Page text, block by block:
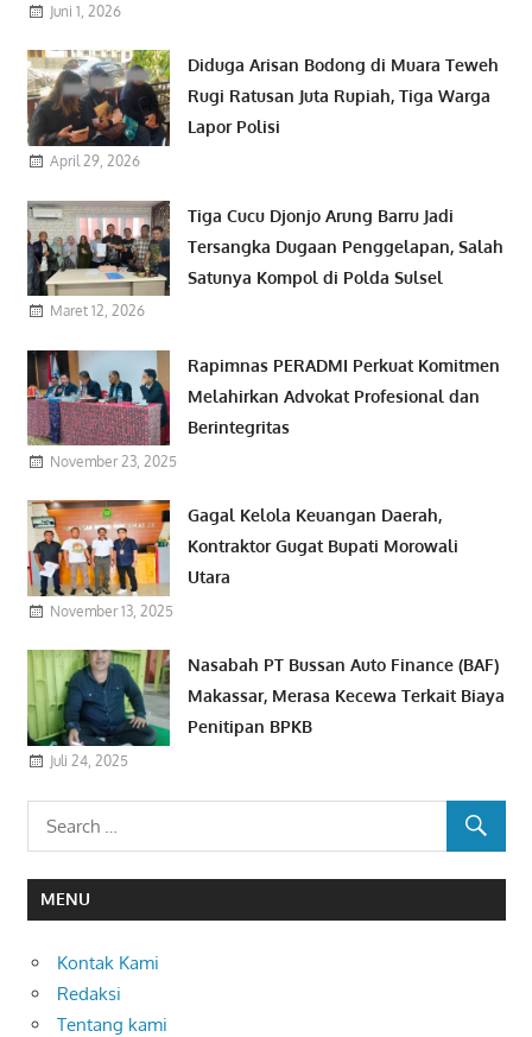
Juni 1, 2026
Diduga Arisan Bodong di Muara Teweh
Rugi Ratusan Juta Rupiah, Tiga Warga
Lapor Polisi
April 29, 2026
Tiga Cucu Djonjo Arung Barru Jadi
Tersangka Dugaan Penggelapan, Salah
Satunya Kompol di Polda Sulsel
Maret 12, 2026
Rapimnas PERADMI Perkuat Komitmen
Melahirkan Advokat Profesional dan
Berintegritas
November 23, 2025
Gagal Kelola Keuangan Daerah,
Kontraktor Gugat Bupati Morowali
Utara
November 13, 2025
Nasabah PT Bussan Auto Finance (BAF)
Makassar, Merasa Kecewa Terkait Biaya
Penitipan BPKB
Juli 24, 2025
MENU
Kontak Kami
Redaksi
Tentang kami